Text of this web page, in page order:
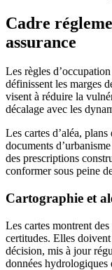
Cadre
assurance
Les règles
définissent les marges
visent à réduire la
décalage avec les
Les cartes d’aléa,
documents
des prescriptions
conformer sous peine
Cartographie et
Les cartes montrent
certitudes. Elles
décision, mis à jour
données hydrologiques